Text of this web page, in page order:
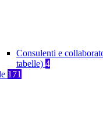
Consulenti e
tabelle) 4
171